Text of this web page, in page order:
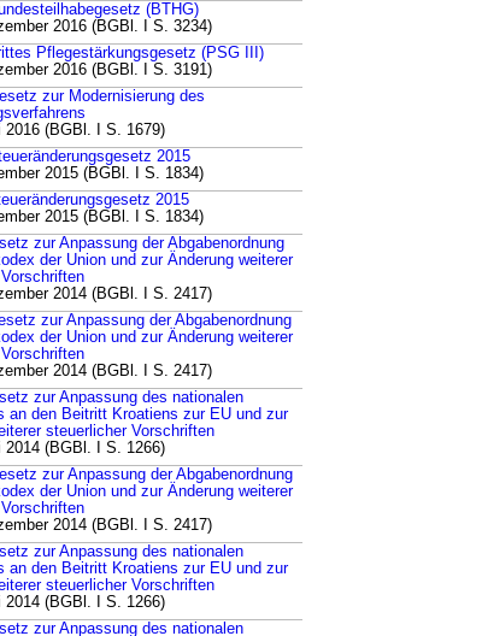
(BTHG)
2016 (BGBl. I S. 3234)
Pflegestärkungsgesetz (PSG III)
2016 (BGBl. I S. 3191)
zur Modernisierung des
2016 (BGBl. I S. 1679)
2015
2015 (BGBl. I S. 1834)
2015
2015 (BGBl. I S. 1834)
zur Anpassung der Abgabenordnung
der Union und zur Änderung weiterer
2014 (BGBl. I S. 2417)
zur Anpassung der Abgabenordnung
der Union und zur Änderung weiterer
2014 (BGBl. I S. 2417)
zur Anpassung des nationalen
an den Beitritt Kroatiens zur EU und zur
steuerlicher Vorschriften
2014 (BGBl. I S. 1266)
zur Anpassung der Abgabenordnung
der Union und zur Änderung weiterer
2014 (BGBl. I S. 2417)
zur Anpassung des nationalen
an den Beitritt Kroatiens zur EU und zur
steuerlicher Vorschriften
2014 (BGBl. I S. 1266)
zur Anpassung des nationalen